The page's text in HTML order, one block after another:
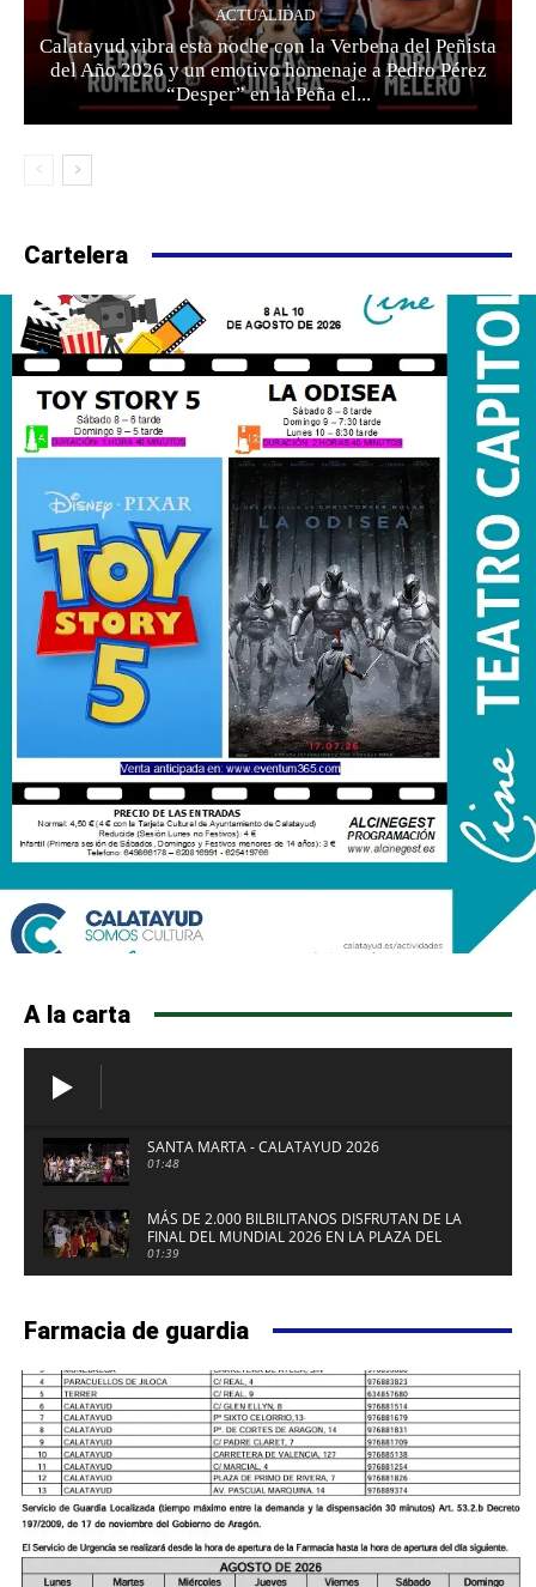
ACTUALIDAD
Calatayud vibra esta noche con la Verbena del Peñista
del Año 2026 y un emotivo homenaje a Pedro Pérez
“Desper” en la Peña el...
Cartelera
A la carta
SANTA MARTA - CALATAYUD 2026
01:48
MÁS DE 2.000 BILBILITANOS DISFRUTAN DE LA
FINAL DEL MUNDIAL 2026 EN LA PLAZA DEL
FUERTE DE CALATAYUD
01:39
Farmacia de guardia